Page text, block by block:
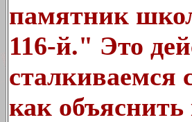
памятник
116-й." Это
сталкиваемся
как